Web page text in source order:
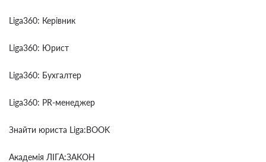
Liga360: Керівник
Liga360: Юрист
Liga360: Бухгалтер
Liga360: PR-менеджер
Знайти юриста Liga:BOOK
Академія ЛІГА:ЗАКОН